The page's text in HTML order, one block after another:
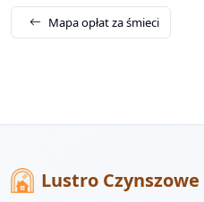
Mapa opłat za śmieci
Lustro Czynszowe